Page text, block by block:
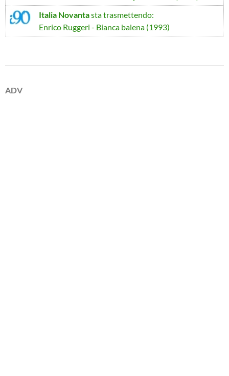
Italia Novantasta trasmettendo:
Enrico Ruggeri - Bianca balena (1993)
ADV